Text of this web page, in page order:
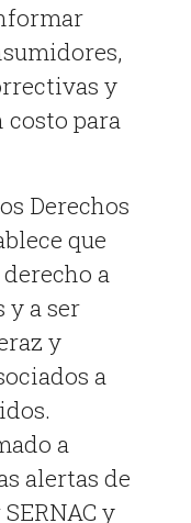
y
para
Derechos
que
a
y a ser
y
a
a
alertas de
y